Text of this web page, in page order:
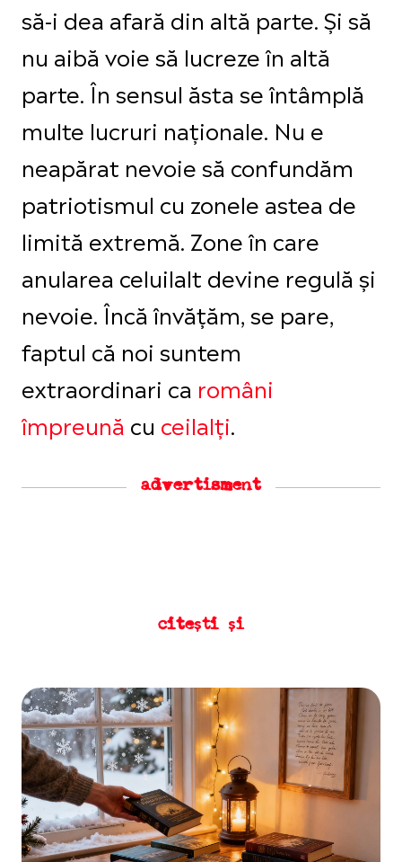
să-i dea afară din altă parte.Și să
nu aibă voie să lucreze în altă
parte. În sensul ăsta se întâmplă
multe lucruri naționale. Nu e
neapărat nevoie să confundăm
patriotismul cu zonele astea de
limită extremă. Zoneîn care
anularea celuilalt devine regulă și
nevoie.Încă învățăm, se pare,
faptul că noi suntem
extraordinari ca români
împreună cu ceilalți.
advertisment
citești și